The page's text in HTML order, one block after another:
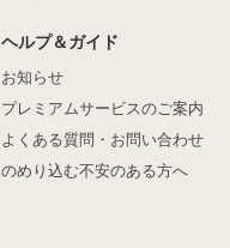
ヘルプ＆ガイド
お知らせ
プレミアムサービスのご案内
よくある質問・お問い合わせ
のめり込む不安のある方へ